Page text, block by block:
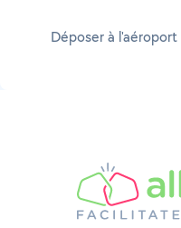
Déposer à l'aéroport